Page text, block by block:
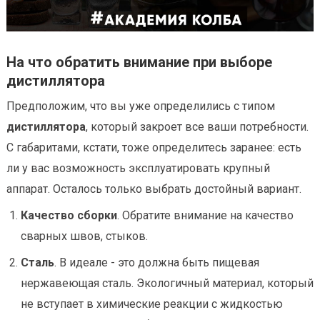
На что обратить внимание при выборе
дистиллятора
Предположим, что вы уже определились с типом
дистиллятора, который закроет все ваши потребности.
С габаритами, кстати, тоже определитесь заранее: есть
ли у вас возможность эксплуатировать крупный
аппарат. Осталось только выбрать достойный вариант.
Качество сборки. Обратите внимание на качество
сварных швов, стыков.
Сталь. В идеале - это должна быть пищевая
нержавеющая сталь. Экологичный материал, который
не вступает в химические реакции с жидкостью